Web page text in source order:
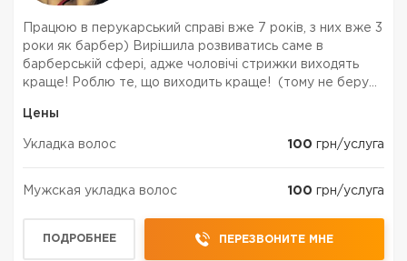
Працюю в перукарський справі вже 7 років, з них вже 3
роки як барбер) Вирішила розвиватись саме в
барберській сфері, адже чоловічі стрижки виходять
краще! Роблю те, що виходить краще! (тому не беру
Цены
Укладка волос 100 грн/услуга
Мужская укладка волос 100 грн/услуга
ПОДРОБНЕЕ ПЕРЕЗВОНИТЕ МНЕ